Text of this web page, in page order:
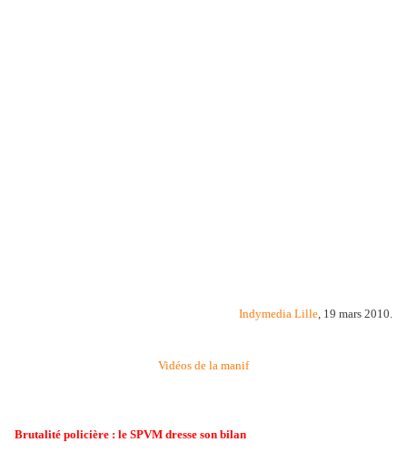
Indymedia Lille, 19 mars 2010.
Vidéos de la manif
Brutalité policière : le SPVM dresse son bilan